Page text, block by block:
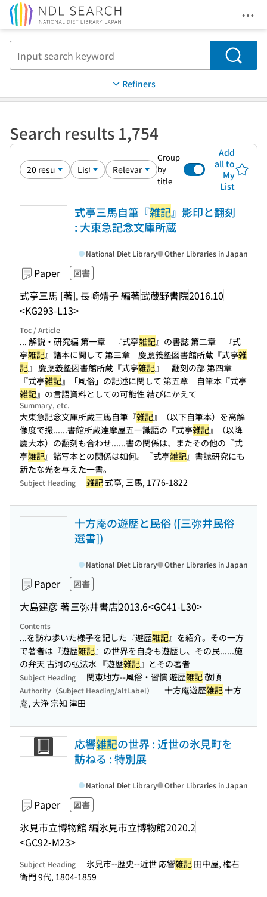
Search
Refiners
Search results 1,754
Group
by
title
Add
all to
My
List
式亭三馬自筆『雑記』影印と翻刻
: 大東急記念文庫所蔵
Paper 図書
式亭三馬 [著], 長崎靖子 編著武蔵野書院2016.10
<KG293-L13>
National Diet Library Other Libraries in Japan
Toc / Article
... 解説・研究編 第一章 『式亭雑記』の書誌 第二章 『式
亭雑記』諸本に関して 第三章 慶應義塾図書館所蔵『式亭雑
記』 慶應義塾図書館所蔵『式亭雑記』─翻刻の部 第四章
『式亭雑記』「風俗」の記述に関して 第五章 自筆本『式亭
雑記』の言語資料としての可能性 結びにかえて
Summary, etc.
大東急記念文庫所蔵三馬自筆『雑記』（以下自筆本）を高解
像度で撮......書館所蔵達摩屋五一識語の『式亭雑記』（以降
慶大本）の翻刻も合わせ......書の関係は、またその他の『式
亭雑記』諸写本との関係は如何。『式亭雑記』書誌研究にも
新たな光を与えた一書。
Subject Heading 雑記式亭, 三馬, 1776-1822
十方庵の遊歴と民俗 ([三弥井民俗
選書])
Paper 図書
大島建彦 著三弥井書店2013.6<GC41-L30>
National Diet Library Other Libraries in Japan
Contents
...を訪ね歩いた様子を記した『遊歴雑記』を紹介。その一方
で著者は『遊歴雑記』の世界を自身も遊歴し、その民......施
の弁天 古河の弘法水 『遊歴雑記』とその著者
Subject Heading 関東地方--風俗・習慣 遊歴雑記敬順
Authority（Subject Heading/altLabel） 十方庵遊歴雑記十方
庵, 大浄 宗知 津田
応響雑記の世界 : 近世の氷見町を
訪ねる : 特別展
Paper 図書
氷見市立博物館 編氷見市立博物館2020.2
<GC92-M23>
National Diet Library Other Libraries in Japan
Subject Heading 氷見市--歴史--近世 応響雑記 田中屋, 権右
衛門 9代, 1804-1859